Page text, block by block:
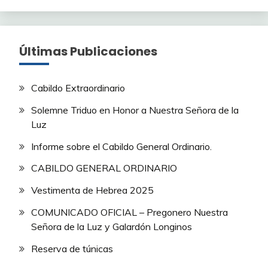
Últimas Publicaciones
Cabildo Extraordinario
Solemne Triduo en Honor a Nuestra Señora de la
Luz
Informe sobre el Cabildo General Ordinario.
CABILDO GENERAL ORDINARIO
Vestimenta de Hebrea 2025
COMUNICADO OFICIAL – Pregonero Nuestra
Señora de la Luz y Galardón Longinos
Reserva de túnicas